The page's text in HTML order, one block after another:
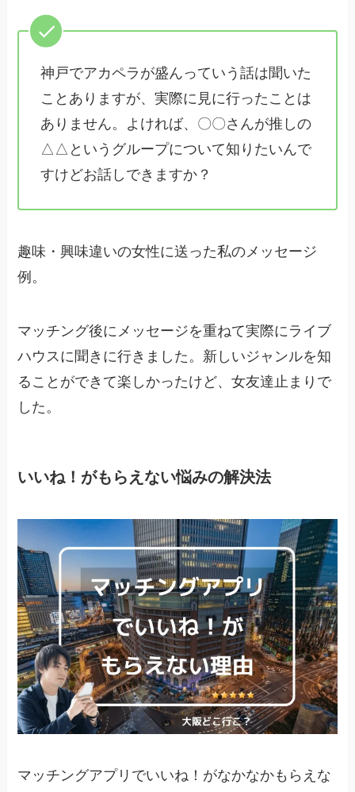
神戸でアカペラが盛んっていう話は聞いた
ことありますが、実際に見に行ったことは
ありません。よければ、〇〇さんが推しの
△△というグループについて知りたいんで
すけどお話しできますか？
趣味・興味違いの女性に送った私のメッセージ
例。
マッチング後にメッセージを重ねて実際にライブ
ハウスに聞きに行きました。新しいジャンルを知
ることができて楽しかったけど、女友達止まりで
した。
いいね！がもらえない悩みの解決法
マッチングアプリでいいね！がなかなかもらえな